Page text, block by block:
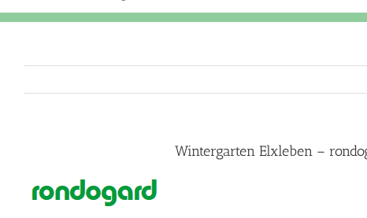
Wintergarten Elxleben –